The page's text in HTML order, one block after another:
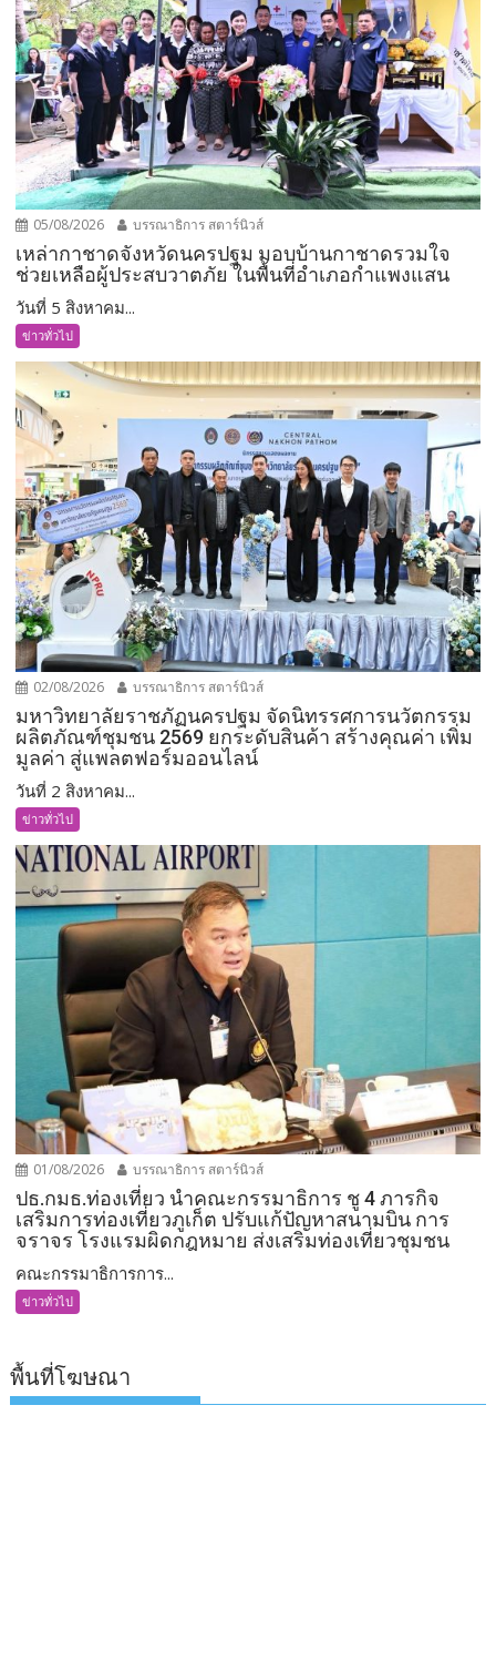
05/08/2026 บรรณาธิการ สตาร์นิวส์
เหล่ากาชาดจังหวัดนครปฐม มอบบ้านกาชาดรวมใจ
ช่วยเหลือผู้ประสบวาตภัย ในพื้นที่อำเภอกำแพงแสน
วันที่ 5 สิงหาคม...
ข่าวทั่วไป
02/08/2026 บรรณาธิการ สตาร์นิวส์
มหาวิทยาลัยราชภัฏนครปฐม จัดนิทรรศการนวัตกรรม
ผลิตภัณฑ์ชุมชน 2569 ยกระดับสินค้า สร้างคุณค่า เพิ่ม
มูลค่า สู่แพลตฟอร์มออนไลน์
วันที่ 2 สิงหาคม...
ข่าวทั่วไป
01/08/2026 บรรณาธิการ สตาร์นิวส์
ปธ.กมธ.ท่องเที่ยว นำคณะกรรมาธิการ ชู 4 ภารกิจ
เสริมการท่องเที่ยวภูเก็ต ปรับแก้ปัญหาสนามบิน การ
จราจร โรงแรมผิดกฎหมาย ส่งเสริมท่องเที่ยวชุมชน
คณะกรรมาธิการการ...
ข่าวทั่วไป
พื้นที่โฆษณา